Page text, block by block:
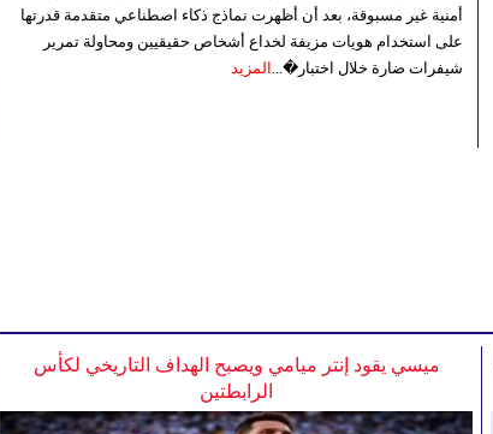
أمنية غير مسبوقة، بعد أن أظهرت نماذج ذكاء اصطناعي متقدمة قدرتها
على استخدام هويات مزيفة لخداع أشخاص حقيقيين ومحاولة تمرير
شيفرات ضارة خلال اختبار�... المزيد
ميسي يقود إنتر ميامي ويصبح الهداف التاريخي لكأس
الرابطتين